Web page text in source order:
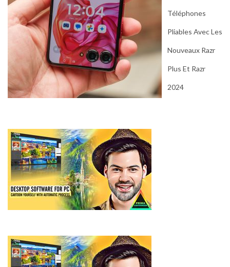
Téléphones
Pliables Avec Les
Nouveaux Razr
Plus Et Razr
2024